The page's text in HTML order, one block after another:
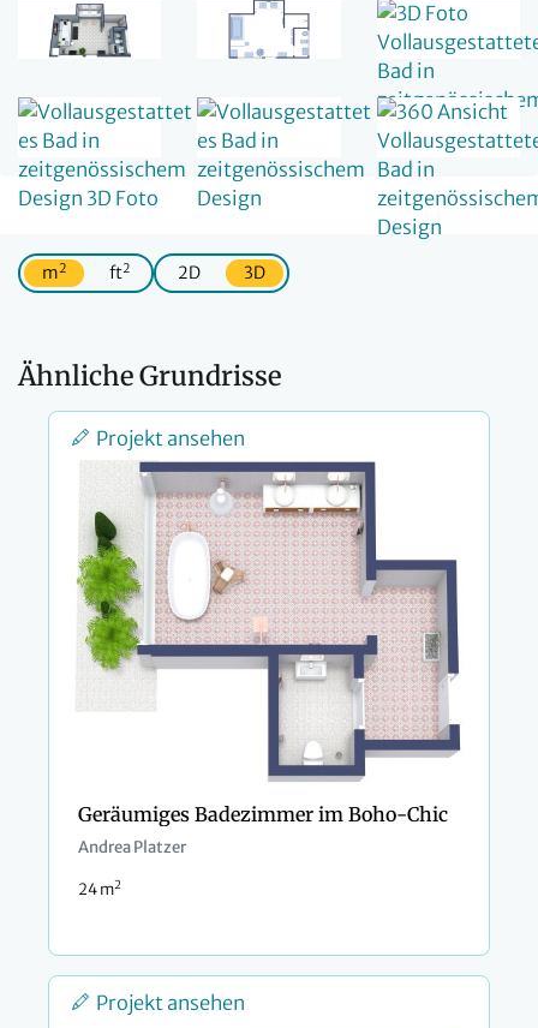
m2 ft2 2D 3D
Ähnliche Grundrisse
Projekt ansehen
Geräumiges Badezimmer im Boho-Chic
Andrea Platzer
24 m2
Projekt ansehen